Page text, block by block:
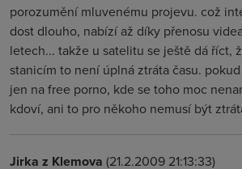
porozumění mluvenému projevu. což
dost dlouho, nabízí až díky přenosu
letech... takže u satelitu se ještě dá říct,
stanicím to není úplná ztráta času.
jen na free porno, kde se toho moc
kdoví, ani to pro někoho nemusí být
Jirka z Klemova (21.2.2009 21:13:33)